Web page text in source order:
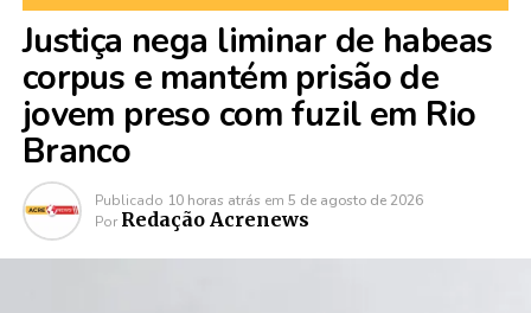
Justiça nega liminar de habeas
corpus e mantém prisão de
jovem preso com fuzil em Rio
Branco
Publicado 10 horas atrás em 5 de agosto de 2026
Por Redação Acrenews